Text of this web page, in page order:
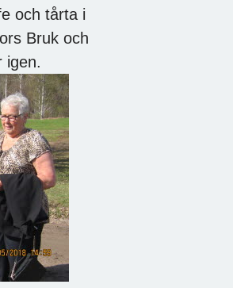
och tårta i
Bruk och
igen.